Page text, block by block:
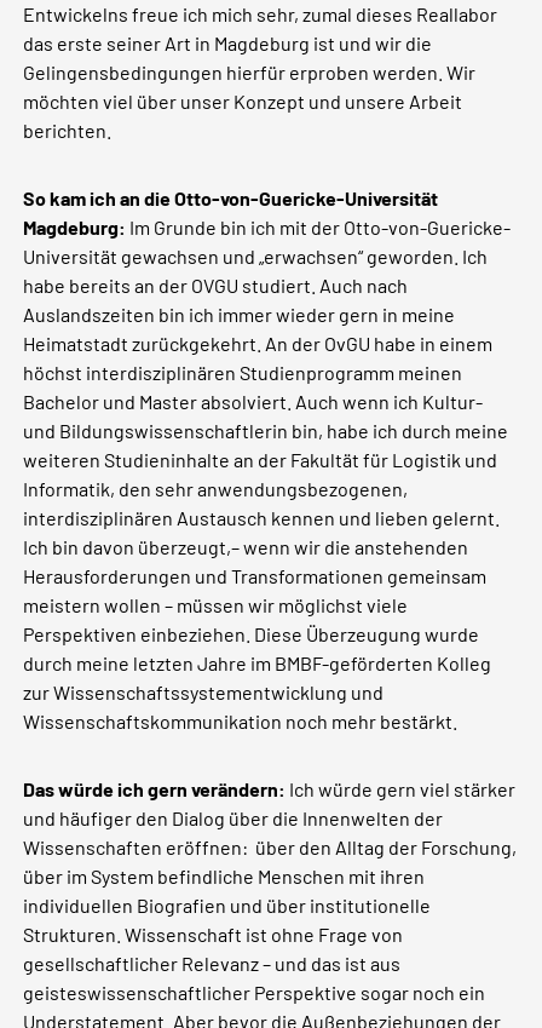
Entwickelns freue ich mich sehr, zumal dieses Reallabor
das erste seiner Art in Magdeburg ist und wir die
Gelingensbedingungen hierfür erproben werden. Wir
möchten viel über unser Konzept und unsere Arbeit
berichten.
So kam ich an die Otto-von-Guericke-Universität
Magdeburg: Im Grunde bin ich mit der Otto-von-Guericke-
Universität gewachsen und „erwachsen“ geworden. Ich
habe bereits an der OVGU studiert. Auch nach
Auslandszeiten bin ich immer wieder gern in meine
Heimatstadt zurückgekehrt. An der OvGU habe in einem
höchst interdisziplinären Studienprogramm meinen
Bachelor und Master absolviert. Auch wenn ich Kultur-
und Bildungswissenschaftlerin bin, habe ich durch meine
weiteren Studieninhalte an der Fakultät für Logistik und
Informatik, den sehr anwendungsbezogenen,
interdisziplinären Austausch kennen und lieben gelernt.
Ich bin davon überzeugt,– wenn wir die anstehenden
Herausforderungen und Transformationen gemeinsam
meistern wollen – müssen wir möglichst viele
Perspektiven einbeziehen. Diese Überzeugung wurde
durch meine letzten Jahre im BMBF-geförderten Kolleg
zur Wissenschaftssystementwicklung und
Wissenschaftskommunikation noch mehr bestärkt.
Das würde ich gern verändern: Ich würde gern viel stärker
und häufiger den Dialog über die Innenwelten der
Wissenschaften eröffnen: über den Alltag der Forschung,
über im System befindliche Menschen mit ihren
individuellen Biografien und über institutionelle
Strukturen. Wissenschaft ist ohne Frage von
gesellschaftlicher Relevanz – und das ist aus
geisteswissenschaftlicher Perspektive sogar noch ein
Understatement. Aber bevor die Außenbeziehungen der